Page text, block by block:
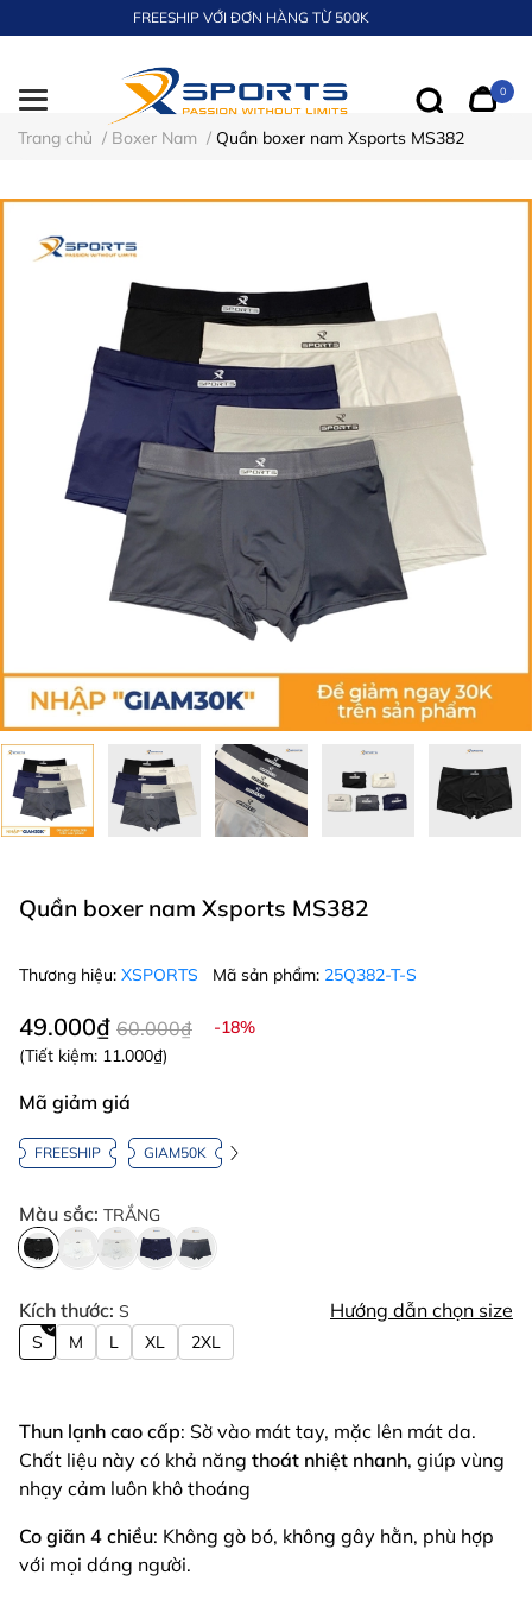
FREESHIP VỚI ĐƠN HÀNG TỪ 500K
0
Trang chủ / Boxer Nam / Quần boxer nam Xsports MS382
Quần boxer nam Xsports MS382
Thương hiệu: XSPORTS Mã sản phẩm: 25Q382-T-S
49.000₫ 60.000₫
-18%
(Tiết kiệm: 11.000₫)
Mã giảm giá
FREESHIP GIAM50K
Màu sắc: TRẮNG
Kích thước: S Hướng dẫn chọn size
S M L XL 2XL
Thun lạnh cao cấp: Sờ vào mát tay, mặc lên mát da.
Chất liệu này có khả năng thoát nhiệt nhanh, giúp vùng
nhạy cảm luôn khô thoáng
Co giãn 4 chiều: Không gò bó, không gây hằn, phù hợp
với mọi dáng người.